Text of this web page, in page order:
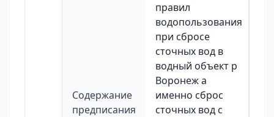
Содержание
предписания
правил
водопользования
при сбросе
сточных вод в
водный объект р
Воронеж а
именно сброс
сточных вод с